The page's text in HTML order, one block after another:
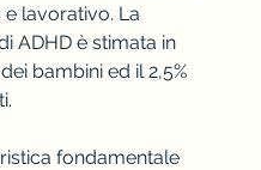
lavorativo. La
ADHD è stimata in
bambini ed il 2,5%
fondamentale